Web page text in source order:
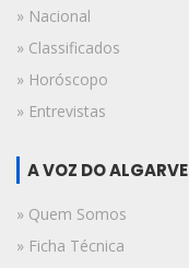
» Nacional
» Classificados
» Horóscopo
» Entrevistas
A VOZ DO ALGARVE
» Quem Somos
» Ficha Técnica